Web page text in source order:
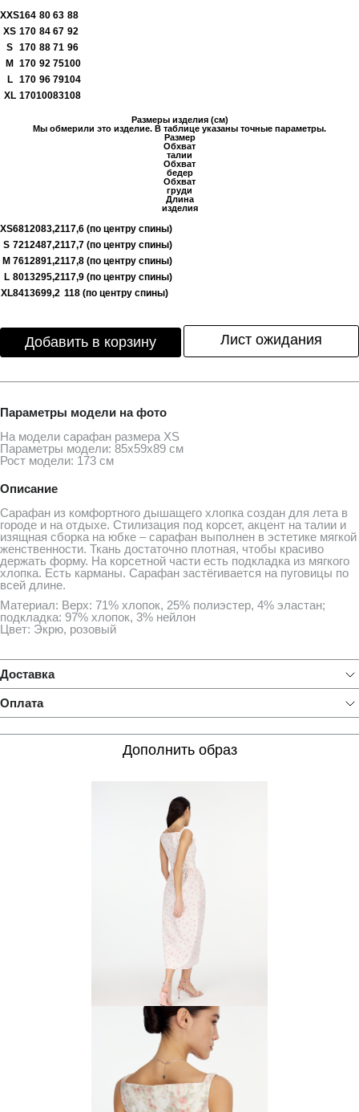
XXS164 80 63 88
XS 170 84 67 92
S 170 88 71 96
M
170 92 75100
L
170 96 79104
XL 17010083108
Размеры изделия (см)
Мы обмерили это изделие. В таблице указаны точные параметры.
Размер
Обхват
талии
Обхват
бедер
Обхват
груди
Длина
изделия
XS6812083,2117,6 (по центру спины)
S 7212487,2117,7 (по центру спины)
M 7612891,2117,8 (по центру спины)
L 8013295,2117,9 (по центру спины)
XL8413699,2 118 (по центру спины)
Добавить в корзину Лист ожидания
Параметры модели на фото
На модели сарафан размера XS
Параметры модели: 85х59х89 см
Рост модели: 173 см
Описание
Сарафан из комфортного дышащего хлопка создан для лета в
городе и на отдыхе. Стилизация под корсет, акцент на талии и
изящная сборка на юбке – сарафан выполнен в эстетике мягкой
женственности. Ткань достаточно плотная, чтобы красиво
держать форму. На корсетной части есть подкладка из мягкого
хлопка. Есть карманы. Сарафан застёгивается на пуговицы по
всей длине.
Материал: Верх: 71% хлопок, 25% полиэстер, 4% эластан;
подкладка: 97% хлопок, 3% нейлон
Цвет: Экрю, розовый
Доставка
Оплата
Дополнить образ
Сарафан с корсетным
лифом
7500 ₽
15 000 ₽